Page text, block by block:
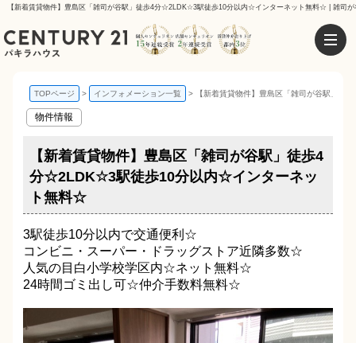
【新着賃貸物件】豊島区「雑司が谷駅」徒歩4分☆2LDK☆3駅徒歩10分以内☆インターネット無料☆ | 雑司が
TOPページ インフォメーション一覧 【新着賃貸物件】豊島区「雑司が谷駅」
物件情報
【新着賃貸物件】豊島区「雑司が谷駅」徒歩4
分☆2LDK☆3駅徒歩10分以内☆インターネッ
ト無料☆
3駅徒歩10分以内で交通便利☆
コンビニ・スーパー・ドラッグストア近隣多数☆
人気の目白小学校学区内☆ネット無料☆
24時間ゴミ出し可☆仲介手数料無料☆